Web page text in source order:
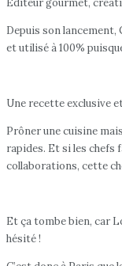
Depuis son lancement,
et utilisé à 100%
Une recette exclusive
Prôner une cuisine
rapides. Et si les chefs
collaborations, cette
Et ça tombe bien, car
hésité !